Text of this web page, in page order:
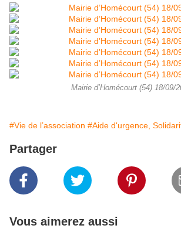
Mairie d’Homécourt (54) 18/09/
#Vie de l’association #Aide d'urgence,
Partager
Vous aimerez aussi